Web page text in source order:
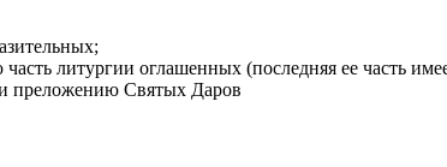
литургии оглашенных (последняя ее часть
преложению Святых Даров